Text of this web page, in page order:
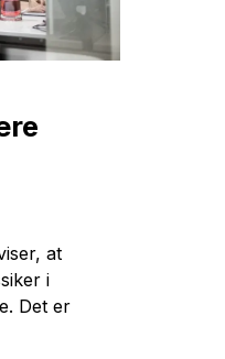
at
i
Det er